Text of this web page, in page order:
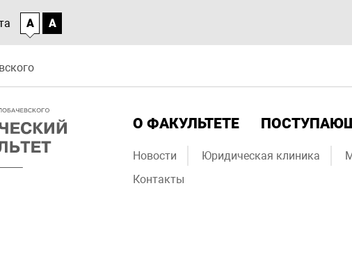
A A
О ФАКУЛЬТЕТЕ
Новости Юридическая клиника
Контакты